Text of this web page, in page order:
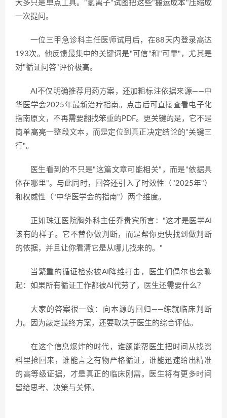
大多只是单点工具。"氢离子"试图把这些"搬运成本"压缩成
一次提问。
一位三甲急诊科主任医师试用后，在88天内登录高达
193次。他反馈最集中的关键词是"可信"和"可靠"，尤其是
对"循证问答"评价极高。
AI不仅明确推荐用药方案，还加粗标注依据来源——中
华医学会2025年最新治疗指南。点击后可直接查看电子化
指南原文，不再需要翻找笨重的PDF。更关键的是，它不是
简单高亮一整段文本，而是定位到真正决定结论的"关键三
行"。
医生看到的不只是"这篇文章可能相关"，而是"依据具
体在哪里"。与此同时，回答还引入了时效性（"2025年"）
和权威性（"中华医学会的指南"）两个维度。
正如珠江医院胸外科主任乔贵宾所言："这才是医学AI
该有的样子。它不替你做判断，而是帮你更快找到做判断
的依据，并且让你看清它是从哪儿找来的。"
当繁重的循证检索被AI降维打击，医生们偶尔也会聊
起：如果所有循证工作都被AI代劳了，医生还需要什么？
大家的答案很一致：向本源的回归——练就临床判断
力。因为敲定最终方案，还要取决于医生的综合评估。
在这个信息爆炸的时代，谁额能帮医生把时间从找资
料里抢回来，谁能言之有物严格循证，谁能迅速给出精准
的高等级证据，才是真正的临床刚需。医生将有更多时间
留给思考、决策与关怀。